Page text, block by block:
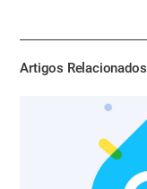
Artigos Relacionados